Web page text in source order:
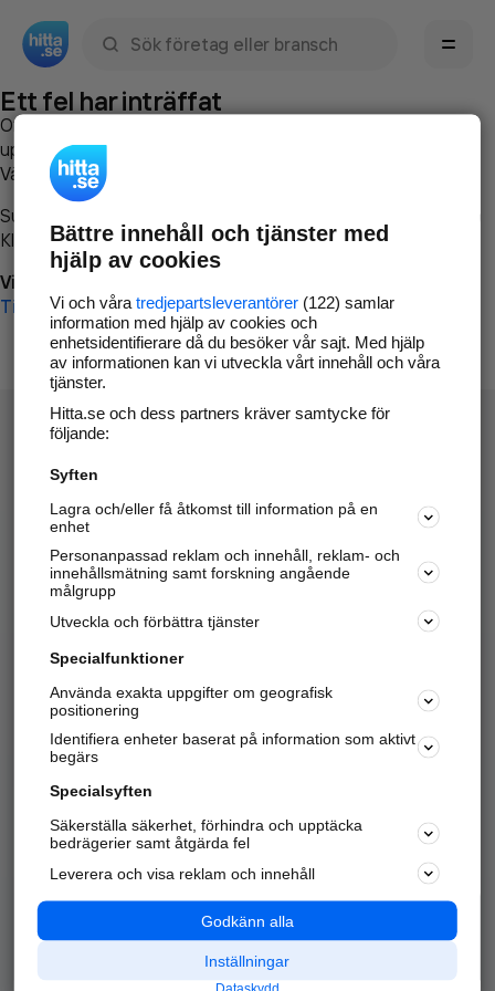
Ett fel har inträffat
Om du vill kan du
uppstod så att vi lättare och snabbare kan avhjälpa det.
Vänligen försök med följande:
Surfa till
Klicka påTillbaka-knappen i webbläsaren och försök igen
Vi beklagar besväret!
Till startsidan
Hitta.se - Gratis nummerupplysning.
Sök företag, personer och platser.
Hitta telefonnummer, adresser, företagsinfo mm.
Marknadsför företaget
Kom igång och annonsera mot
samarbetspartners nära dig.
Alla kategorier
Populära sökningar
API & Kartor
Annonsera
Integritet
Nödnummer
Bättre innehåll och tjänster med
hjälp av cookies
Vi och våra tredjepartsleverantörer(122) samlar
information med hjälp av cookies och
enhetsidentifierare då du besöker vår sajt. Med hjälp
av informationen kan vi utveckla vårt innehåll och våra
tjänster.
Hitta.se och dess partners kräver samtycke för
följande:
Syften
Lagra och/eller få åtkomst till information på en
enhet
Personanpassad reklam och innehåll, reklam- och
innehållsmätning samt forskning angående
målgrupp
Utveckla och förbättra tjänster
Specialfunktioner
Använda exakta uppgifter om geografisk
positionering
Identifiera enheter baserat på information som aktivt
begärs
Specialsyften
Säkerställa säkerhet, förhindra och upptäcka
bedrägerier samt åtgärda fel
Leverera och visa reklam och innehåll
Godkänn alla
Inställningar
Dataskydd